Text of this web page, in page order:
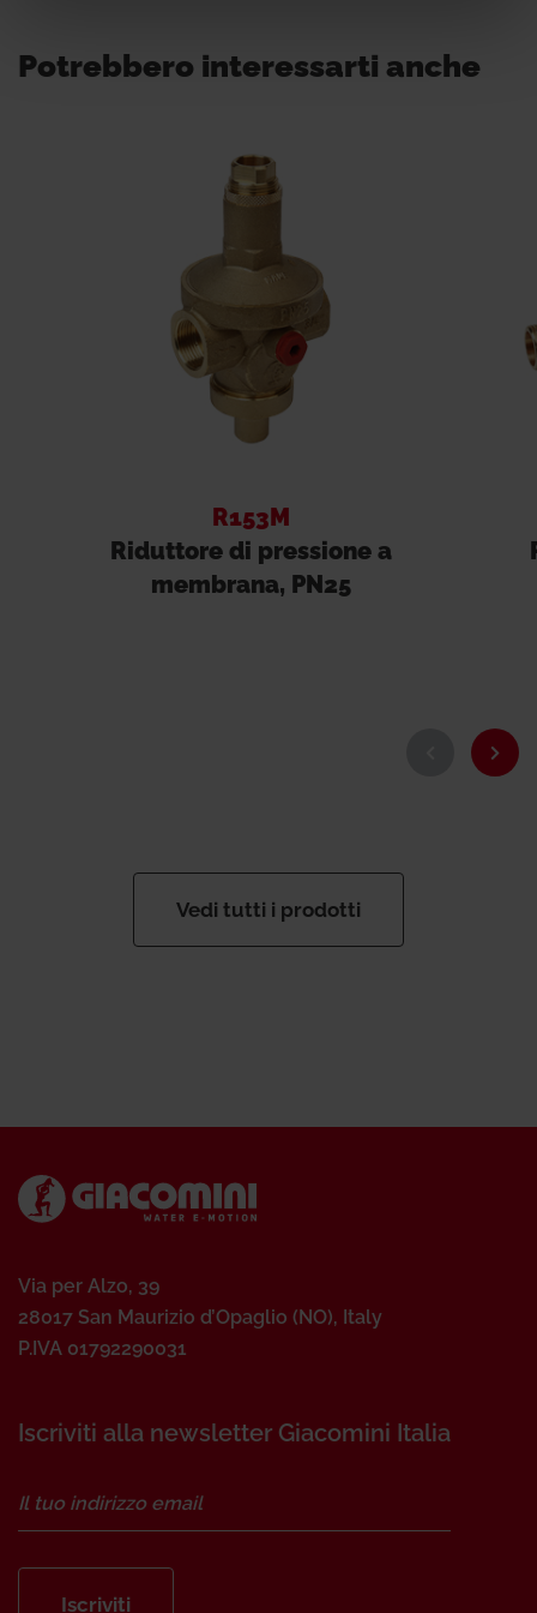
Potrebbero interessarti anche
R153M
Riduttore di pressione a
membrana, PN25
Vedi tutti i prodotti
Via per Alzo, 39
28017 San Maurizio d’Opaglio (NO), Italy
P.IVA 01792290031
Iscriviti alla newsletter Giacomini Italia
Iscriviti